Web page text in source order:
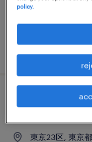
¥7,000,000 -
posted 20
pv compliance/
東京23区, 東京都
policy.